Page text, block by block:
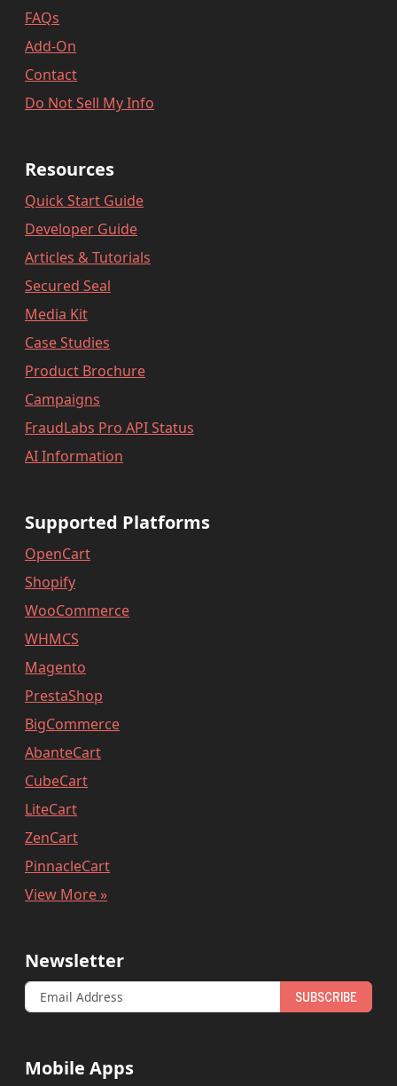
FAQs
Add-On
Contact
Do Not Sell My Info
Resources
Quick Start Guide
Developer Guide
Articles & Tutorials
Secured Seal
Media Kit
Case Studies
Product Brochure
Campaigns
FraudLabs Pro API Status
AI Information
Supported Platforms
OpenCart
Shopify
WooCommerce
WHMCS
Magento
PrestaShop
BigCommerce
AbanteCart
CubeCart
LiteCart
ZenCart
PinnacleCart
View More »
Newsletter
SUBSCRIBE
Mobile Apps